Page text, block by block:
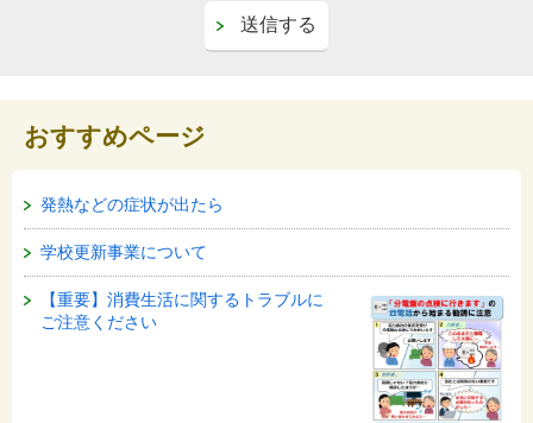
おすすめページ
発熱などの症状が出たら
学校更新事業について
【重要】消費生活に関するトラブルに
ご注意ください